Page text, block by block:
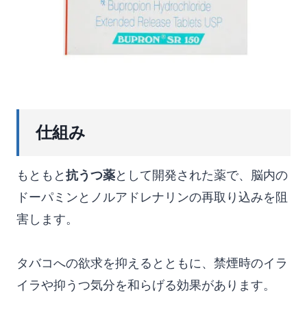
仕組み
もともと抗うつ薬として開発された薬で、脳内の
ドーパミンとノルアドレナリンの再取り込みを阻
害します。
タバコへの欲求を抑えるとともに、禁煙時のイラ
イラや抑うつ気分を和らげる効果があります。